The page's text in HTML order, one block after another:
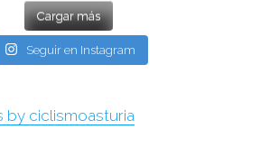
Cargar más
Seguir en Instagram
by ciclismoasturia